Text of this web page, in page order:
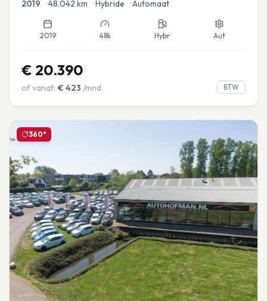
2019 •48.042 km •Hybride •Automaat
2019 48k Hybr Aut
€ 20.390
of vanaf: € 423 /mnd BTW
360°